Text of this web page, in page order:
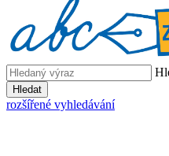
Hledat
rozšířené vyhledávání